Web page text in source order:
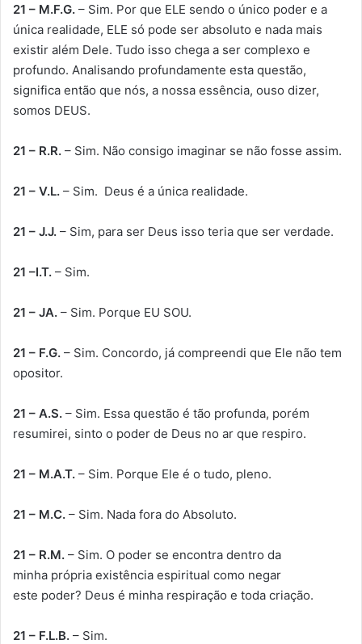
21 – M.F.G. – Sim. Por que ELE sendo o único poder e a
única realidade, ELE só pode ser absoluto e nada mais
existir além Dele. Tudo isso chega a ser complexo e
profundo. Analisando profundamente esta questão,
significa então que nós, a nossa essência, ouso dizer,
somos DEUS.
21 – R.R. – Sim. Não consigo imaginar se não fosse assim.
21 – V.L. – Sim. Deus é a única realidade.
21 – J.J. – Sim, para ser Deus isso teria que ser verdade.
21 –I.T. – Sim.
21 – JA. – Sim. Porque EU SOU.
21 – F.G. – Sim. Concordo, já compreendi que Ele não tem
opositor.
21 – A.S. – Sim. Essa questão é tão profunda, porém
resumirei, sinto o poder de Deus no ar que respiro.
21 – M.A.T. – Sim. Porque Ele é o tudo, pleno.
21 – M.C. – Sim. Nada fora do Absoluto.
21 – R.M. – Sim. O poder se encontra dentro da
minha própria existência espiritual como negar
este poder? Deus é minha respiração e toda criação.
21 – F.L.B. – Sim.